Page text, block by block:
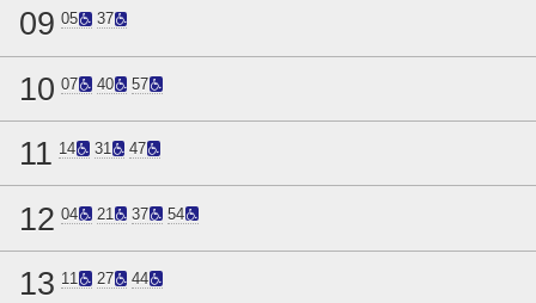
09 05 37
10 07 40 57
11 14 31 47
12 04 21 37 54
13 11 27 44